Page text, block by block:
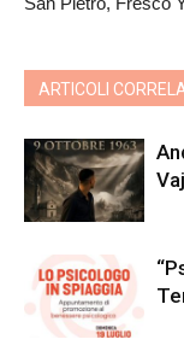
ARTICOLI